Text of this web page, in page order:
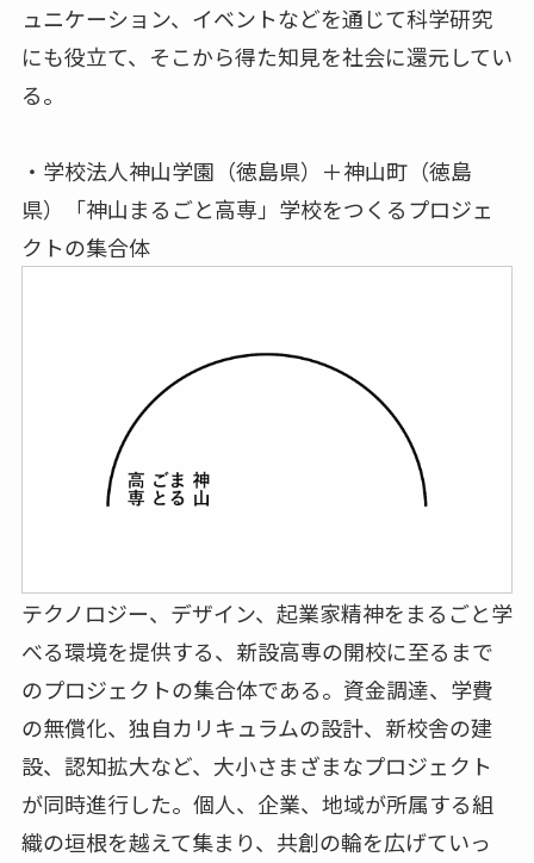
ュニケーション、イベントなどを通じて科学研究
にも役⽴て、そこから得た知⾒を社会に還元してい
る。
・学校法⼈神⼭学園（徳島県）＋神⼭町（徳島
県）「神⼭まるごと⾼専」学校をつくるプロジェ
クトの集合体
テクノロジー、デザイン、起業家精神をまるごと学
べる環境を提供する、新設⾼専の開校に⾄るまで
のプロジェクトの集合体である。資⾦調達、学費
の無償化、独⾃カリキュラムの設計、新校舎の建
設、認知拡⼤など、⼤⼩さまざまなプロジェクト
が同時進⾏した。個⼈、企業、地域が所属する組
織の垣根を越えて集まり、共創の輪を広げていっ